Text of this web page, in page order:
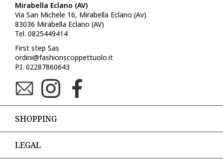
Mirabella Eclano (AV)
Via San Michele 16, Mirabella Eclano (Av)
83036 Mirabella Eclano (AV)
Tel. 0825449414
First step Sas
ordini@fashionscoppettuolo.it
P.I. 02287860643
SHOPPING
LEGAL